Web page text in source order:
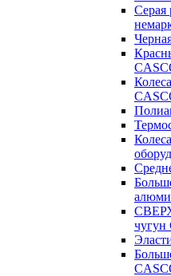
Серая
СВЕРХ
чугун